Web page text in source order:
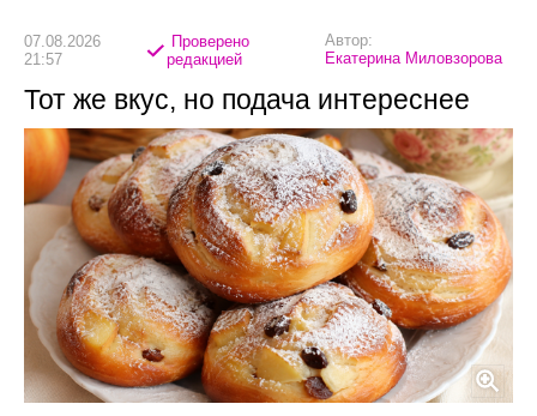
07.08.2026
21:57
Проверено
редакцией
Автор:
Екатерина Миловзорова
Тот же вкус, но подача интереснее